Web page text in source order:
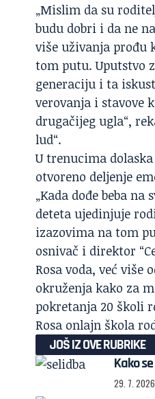
„Mislim da su
budu dobri i da ne
više uživanja prođu
tom putu. Uputstvo
generaciju i ta
verovanja i stavove
drugačijeg ugla“,
lud“.
U trenucima
otvoreno deljenje
„Kada dođe beba
deteta ujedinjuje
izazovima na tom
osnivač i direktor
Rosa voda, već više
okruženja kako za
pokretanja 20 školi
Rosa onlajn škola
JOŠ IZ OVE RUBRIKE
Kako
29. 7. 2026.